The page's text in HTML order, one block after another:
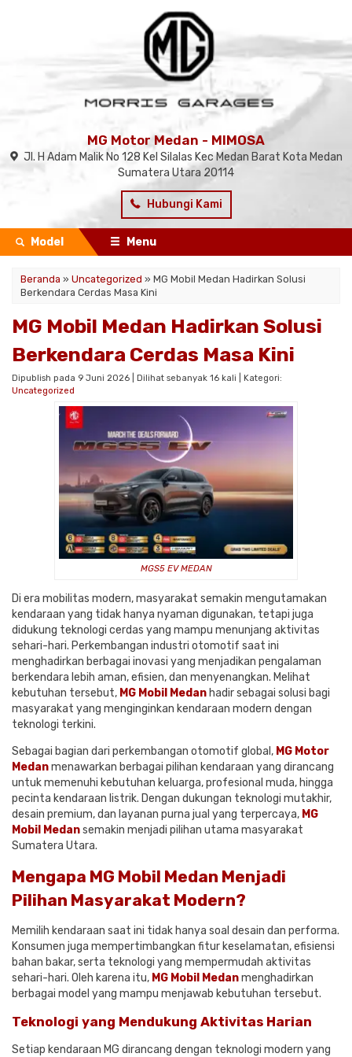
MG Motor Medan - MIMOSA
Jl. H Adam Malik No 128 Kel Silalas Kec Medan Barat Kota Medan
Sumatera Utara 20114
Hubungi Kami
Model Menu
Beranda » Uncategorized » MG Mobil Medan Hadirkan Solusi
Berkendara Cerdas Masa Kini
MG Mobil Medan Hadirkan Solusi
Berkendara Cerdas Masa Kini
Dipublish pada 9 Juni 2026 | Dilihat sebanyak 16 kali | Kategori:
Uncategorized
MGS5 EV MEDAN
Di era mobilitas modern, masyarakat semakin mengutamakan
kendaraan yang tidak hanya nyaman digunakan, tetapi juga
didukung teknologi cerdas yang mampu menunjang aktivitas
sehari-hari. Perkembangan industri otomotif saat ini
menghadirkan berbagai inovasi yang menjadikan pengalaman
berkendara lebih aman, efisien, dan menyenangkan. Melihat
kebutuhan tersebut, MG Mobil Medan hadir sebagai solusi bagi
masyarakat yang menginginkan kendaraan modern dengan
teknologi terkini.
Sebagai bagian dari perkembangan otomotif global, MG Motor
Medanmenawarkan berbagai pilihan kendaraan yang dirancang
untuk memenuhi kebutuhan keluarga, profesional muda, hingga
pecinta kendaraan listrik. Dengan dukungan teknologi mutakhir,
desain premium, dan layanan purna jual yang terpercaya, MG
Mobil Medansemakin menjadi pilihan utama masyarakat
Sumatera Utara.
Mengapa MG Mobil Medan Menjadi
Pilihan Masyarakat Modern?
Memilih kendaraan saat ini tidak hanya soal desain dan performa.
Konsumen juga mempertimbangkan fitur keselamatan, efisiensi
bahan bakar, serta teknologi yang mempermudah aktivitas
sehari-hari. Oleh karena itu, MG Mobil Medanmenghadirkan
berbagai model yang mampu menjawab kebutuhan tersebut.
Teknologi yang Mendukung Aktivitas Harian
Setiap kendaraan MG dirancang dengan teknologi modern yang